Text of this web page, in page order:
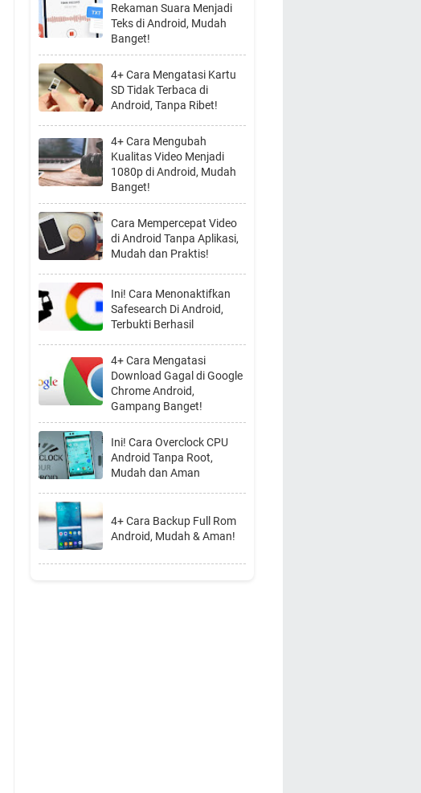
Rekaman Suara Menjadi
Teks di Android, Mudah
Banget!
4+ Cara Mengatasi Kartu
SD Tidak Terbaca di
Android, Tanpa Ribet!
4+ Cara Mengubah
Kualitas Video Menjadi
1080p di Android, Mudah
Banget!
Cara Mempercepat Video
di Android Tanpa Aplikasi,
Mudah dan Praktis!
Ini! Cara Menonaktifkan
Safesearch Di Android,
Terbukti Berhasil
4+ Cara Mengatasi
Download Gagal di Google
Chrome Android,
Gampang Banget!
Ini! Cara Overclock CPU
Android Tanpa Root,
Mudah dan Aman
4+ Cara Backup Full Rom
Android, Mudah & Aman!